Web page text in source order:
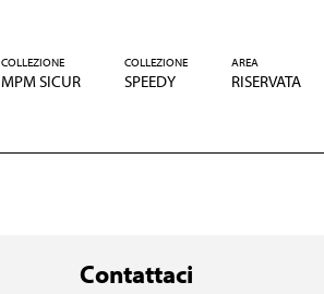
COLLEZIONE
MPM SICUR
COLLEZIONE
SPEEDY
AREA
RISERVATA
Contattaci